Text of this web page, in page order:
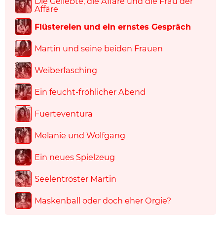
Affäre
Flüstereien und ein ernstes Gespräch
Martin und seine beiden Frauen
Weiberfasching
Ein feucht-fröhlicher Abend
Fuerteventura
Melanie und Wolfgang
Ein neues Spielzeug
Seelentröster Martin
Maskenball oder doch eher Orgie?